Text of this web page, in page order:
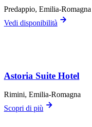
Predappio, Emilia-Romagna
Vedi disponibilità
Astoria Suite Hotel
Rimini, Emilia-Romagna
Scopri di più